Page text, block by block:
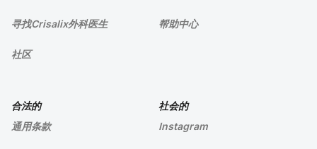
寻找Crisalix外科医生
社区
帮助中心
合法的
通用条款
社会的
Instagram